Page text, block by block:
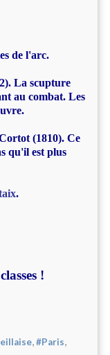
de l'arc.
La scupture
au combat. Les
(1810). Ce
qu'il est plus
.
!
,#Paris,